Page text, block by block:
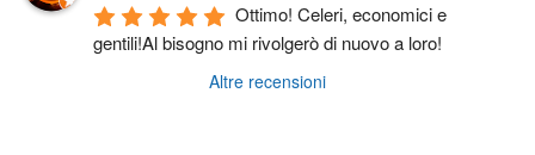
Ottimo! Celeri, economici e
gentili!Al bisogno mi rivolgerò di nuovo a loro!
Altre recensioni